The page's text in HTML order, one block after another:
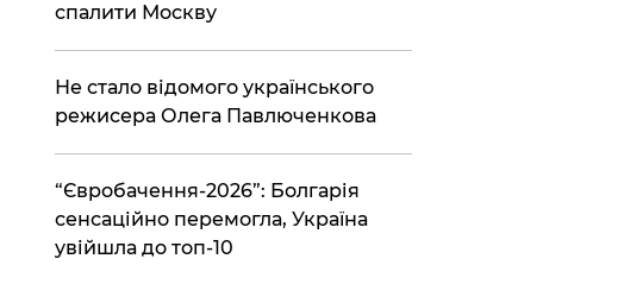
спалити Москву
​Не стало відомого українського
режисера Олега Павлюченкова
​“Євробачення-2026”: Болгарія
сенсаційно перемогла, Україна
увійшла до топ-10